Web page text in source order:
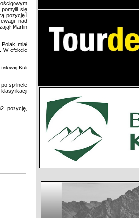
się
pozycję i
nad
Martin
miał
W efekcie
Kuli
po sprincie
pozycję,